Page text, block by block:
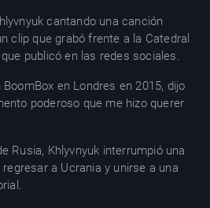
cantando una canción
clip que grabó frente a la Catedral
publicó en las redes sociales.
en Londres en 2015, dijo
poderoso que me hizo querer
Rusia, Khlyvnyuk interrumpió una
a Ucrania y unirse a una